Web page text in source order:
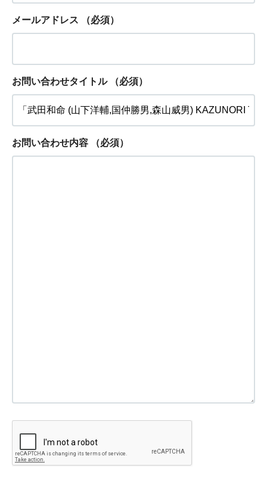
メールアドレス （必須）
お問い合わせタイトル （必須）
お問い合わせ内容 （必須）